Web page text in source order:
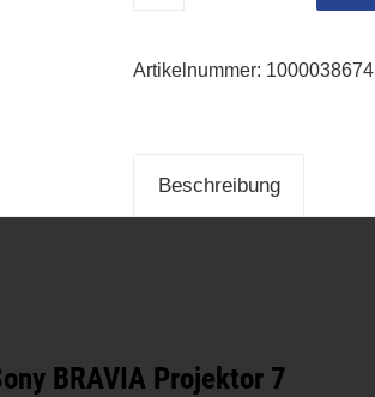
Artikelnummer: 1000038674
Beschreibung
BRAVIA Projektor 7